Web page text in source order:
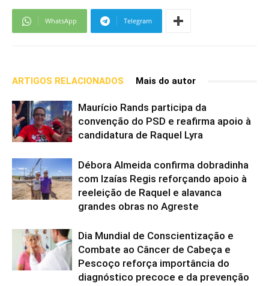
WhatsApp Telegram
ARTIGOS RELACIONADOS Mais do autor
Maurício Rands participa da
convenção do PSD e reafirma apoio à
candidatura de Raquel Lyra
Débora Almeida confirma dobradinha
com Izaías Regis reforçando apoio à
reeleição de Raquel e alavanca
grandes obras no Agreste
Dia Mundial de Conscientização e
Combate ao Câncer de Cabeça e
Pescoço reforça importância do
diagnóstico precoce e da prevenção